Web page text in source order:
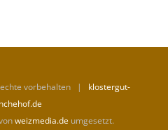
vorbehalten | klostergut-
weizmedia.deumgesetzt.